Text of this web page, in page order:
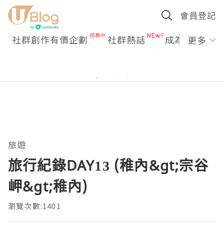
會員登記
社群創作有價企劃 社群熱話 成為U更多
旅遊
旅行紀錄DAY13 (稚內&gt;宗谷
岬&gt;稚內)
瀏覽次數:1401